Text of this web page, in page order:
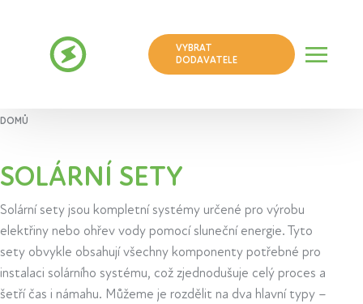
VYBRAT
DODAVATELE
DOMŮ
SOLÁRNÍ SETY
Solární sety jsou kompletní systémy určené pro výrobu
elektřiny nebo ohřev vody pomocí sluneční energie. Tyto
sety obvykle obsahují všechny komponenty potřebné pro
instalaci solárního systému, což zjednodušuje celý proces a
šetří čas i námahu. Můžeme je rozdělit na dva hlavní typy –